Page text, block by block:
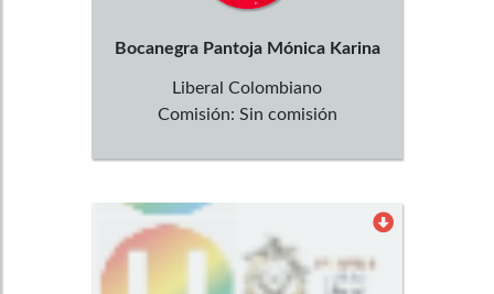
Bocanegra Pantoja Mónica Karina
Liberal Colombiano
Comisión: Sin comisión